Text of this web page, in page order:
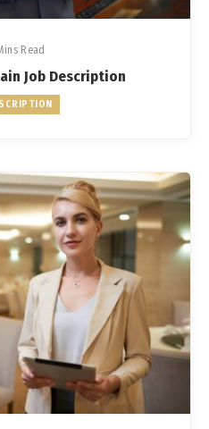
Read
Job Description